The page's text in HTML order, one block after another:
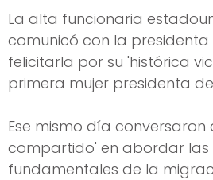
La alta funcionaria
comunicó con la
felicitarla por su 'histórica
primera mujer presidenta
Ese mismo día conversaron
compartido' en abordar las
fundamentales de la